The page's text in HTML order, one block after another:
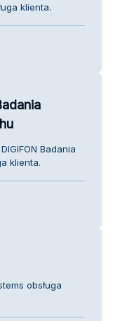
klienta.
Badania
klienta.
obsługa